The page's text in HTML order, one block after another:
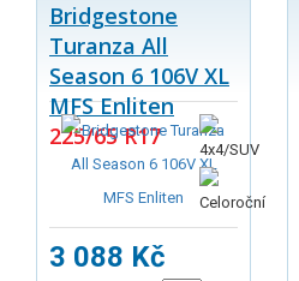
Bridgestone
Turanza All
Season 6 106V XL
MFS Enliten
225/65 R17
3 088 Kč